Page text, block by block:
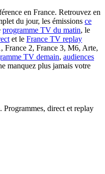
en France. Retrouvez en
du jour, les émissions ce
programme TV du matin, le
et le France TV replay
France 2, France 3, M6, Arte,
TV demain, audiences
manquez plus jamais votre
direct et replay